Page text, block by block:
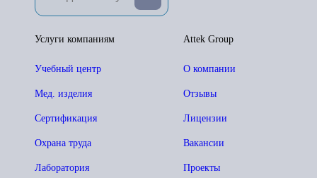
Attek Group
О компании
Отзывы
Лицензии
Вакансии
Проекты
Услуги компаниям
Учебный центр
Мед. изделия
Сертификация
Охрана труда
Лаборатория